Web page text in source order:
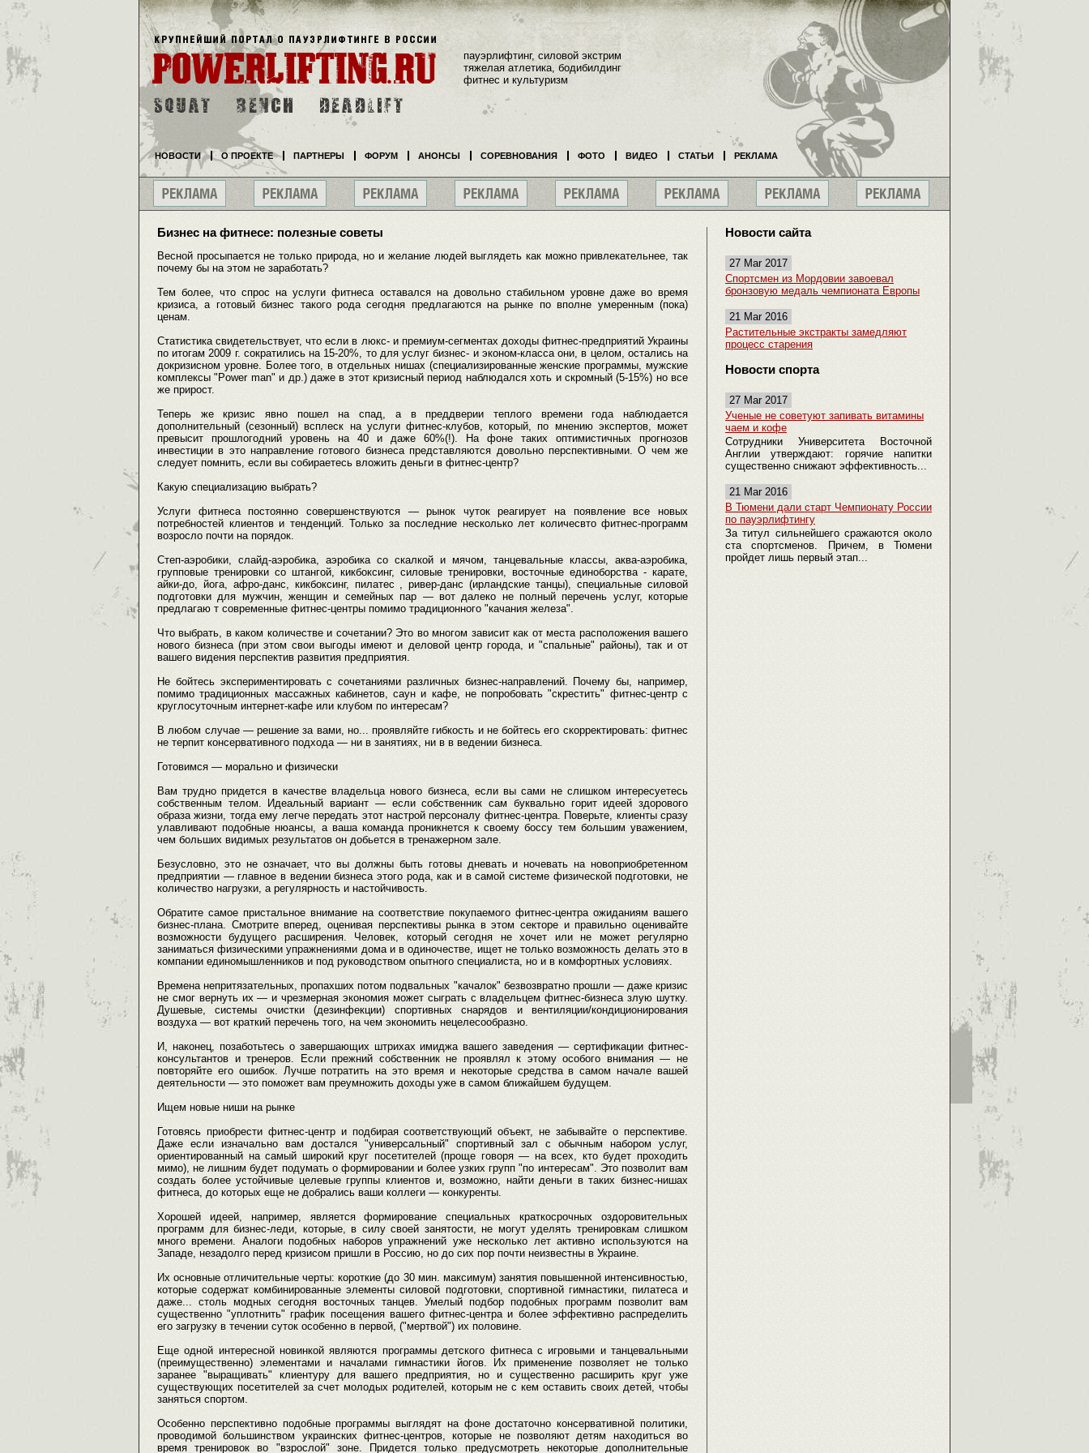
Бизнес на фитнесе: полезные советы
Весной просыпается не только природа, но и желание людей выглядеть как можно привлекательнее, так
почему бы на этом не заработать?
Тем более, что спрос на услуги фитнеса оставался на довольно стабильном уровне даже во время
кризиса, а готовый бизнес такого рода сегодня предлагаются на рынке по вполне умеренным (пока)
ценам.
Статистика свидетельствует, что если в люкс- и премиум-сегментах доходы фитнес-предприятий Украины
по итогам 2009 г. сократились на 15-20%, то для услуг бизнес- и эконом-класса они, в целом, остались на
докризисном уровне. Более того, в отдельных нишах (специализированные женские программы, мужские
комплексы "Power man" и др.) даже в этот кризисный период наблюдался хоть и скромный (5-15%) но все
же прирост.
Теперь же кризис явно пошел на спад, а в преддверии теплого времени года наблюдается
дополнительный (сезонный) всплеск на услуги фитнес-клубов, который, по мнению экспертов, может
превысит прошлогодний уровень на 40 и даже 60%(!). На фоне таких оптимистичных прогнозов
инвестиции в это направление готового бизнеса представляются довольно перспективными. О чем же
следует помнить, если вы собираетесь вложить деньги в фитнес-центр?
Какую специализацию выбрать?
Услуги фитнеса постоянно совершенствуются — рынок чуток реагирует на появление все новых
потребностей клиентов и тенденций. Только за последние несколько лет количесвто фитнес-программ
возросло почти на порядок.
Степ-аэробики, слайд-аэробика, аэробика со скалкой и мячом, танцевальные классы, аква-аэробика,
групповые тренировки со штангой, кикбоксинг, силовые тренировки, восточные единоборства - карате,
айки-до, йога, афро-данс, кикбоксинг, пилатес , ривер-данс (ирландские танцы), специальные силовой
подготовки для мужчин, женщин и семейных пар — вот далеко не полный перечень услуг, которые
предлагаю т современные фитнес-центры помимо традиционного "качания железа".
Что выбрать, в каком количестве и сочетании? Это во многом зависит как от места расположения вашего
нового бизнеса (при этом свои выгоды имеют и деловой центр города, и "спальные" районы), так и от
вашего видения перспектив развития предприятия.
Не бойтесь экспериментировать с сочетаниями различных бизнес-направлений. Почему бы, например,
помимо традиционных массажных кабинетов, саун и кафе, не попробовать "скрестить" фитнес-центр с
круглосуточным интернет-кафе или клубом по интересам?
В любом случае — решение за вами, но... проявляйте гибкость и не бойтесь его скорректировать: фитнес
не терпит консервативного подхода — ни в занятиях, ни в в ведении бизнеса.
Готовимся — морально и физически
Вам трудно придется в качестве владельца нового бизнеса, если вы сами не слишком интересуетесь
собственным телом. Идеальный вариант — если собственник сам буквально горит идеей здорового
образа жизни, тогда ему легче передать этот настрой персоналу фитнес-центра. Поверьте, клиенты сразу
улавливают подобные нюансы, а ваша команда проникнется к своему боссу тем большим уважением,
чем больших видимых результатов он добьется в тренажерном зале.
Безусловно, это не означает, что вы должны быть готовы дневать и ночевать на новоприобретенном
предприятии — главное в ведении бизнеса этого рода, как и в самой системе физической подготовки, не
количество нагрузки, а регулярность и настойчивость.
Обратите самое пристальное внимание на соответствие покупаемого фитнес-центра ожиданиям вашего
бизнес-плана. Смотрите вперед, оценивая перспективы рынка в этом секторе и правильно оценивайте
возможности будущего расширения. Человек, который сегодня не хочет или не может регулярно
заниматься физическими упражнениями дома и в одиночестве, ищет не только возможность делать это в
компании единомышленников и под руководством опытного специалиста, но и в комфортных условиях.
Времена непритязательных, пропахших потом подвальных "качалок" безвозвратно прошли — даже кризис
не смог вернуть их — и чрезмерная экономия может сыграть с владельцем фитнес-бизнеса злую шутку.
Душевые, системы очистки (дезинфекции) спортивных снарядов и вентиляции/кондиционирования
воздуха — вот краткий перечень того, на чем экономить нецелесообразно.
И, наконец, позаботьтесь о завершающих штрихах имиджа вашего заведения — сертификации фитнес-
консультантов и тренеров. Если прежний собственник не проявлял к этому особого внимания — не
повторяйте его ошибок. Лучше потратить на это время и некоторые средства в самом начале вашей
деятельности — это поможет вам преумножить доходы уже в самом ближайшем будущем.
Ищем новые ниши на рынке
Готовясь приобрести фитнес-центр и подбирая соответствующий объект, не забывайте о перспективе.
Даже если изначально вам достался "универсальный" спортивный зал с обычным набором услуг,
ориентированный на самый широкий круг посетителей (проще говоря — на всех, кто будет проходить
мимо), не лишним будет подумать о формировании и более узких групп "по интересам". Это позволит вам
создать более устойчивые целевые группы клиентов и, возможно, найти деньги в таких бизнес-нишах
фитнеса, до которых еще не добрались ваши коллеги — конкуренты.
Хорошей идеей, например, является формирование специальных краткосрочных оздоровительных
программ для бизнес-леди, которые, в силу своей занятости, не могут уделять тренировкам слишком
много времени. Аналоги подобных наборов упражнений уже несколько лет активно используются на
Западе, незадолго перед кризисом пришли в Россию, но до сих пор почти неизвестны в Украине.
Их основные отличительные черты: короткие (до 30 мин. максимум) занятия повышенной интенсивностью,
которые содержат комбинированные элементы силовой подготовки, спортивной гимнастики, пилатеса и
даже... столь модных сегодня восточных танцев. Умелый подбор подобных программ позволит вам
существенно "уплотнить" график посещения вашего фитнес-центра и более эффективно распределить
его загрузку в течении суток особенно в первой, ("мертвой") их половине.
Еще одной интересной новинкой являются программы детского фитнеса с игровыми и танцевальными
(преимущественно) элементами и началами гимнастики йогов. Их применение позволяет не только
заранее "выращивать" клиентуру для вашего предприятия, но и существенно расширить круг уже
существующих посетителей за счет молодых родителей, которым не с кем оставить своих детей, чтобы
заняться спортом.
Особенно перспективно подобные программы выглядят на фоне достаточно консервативной политики,
проводимой большинством украинских фитнес-центров, которые не позволяют детям находиться во
время тренировок во "взрослой" зоне. Придется только предусмотреть некоторые дополнительные
Новости сайта
27 Mar 2017
Спортсмен из Мордовии завоевал
бронзовую медаль чемпионата Европы
21 Mar 2016
Растительные экстракты замедляют
процесс старения
Новости спорта
27 Mar 2017
Ученые не советуют запивать витамины
чаем и кофе
Сотрудники Университета Восточной
Англии утверждают: горячие напитки
существенно снижают эффективность...
21 Mar 2016
В Тюмени дали старт Чемпионату России
по пауэрлифтингу
За титул сильнейшего сражаются около
ста спортсменов. Причем, в Тюмени
пройдет лишь первый этап...
пауэрлифтинг, силовой экстрим
тяжелая атлетика, бодибилдинг
фитнес и культуризм
НОВОСТИ О ПРОЕКТЕ ПАРТНЕРЫ ФОРУМ АНОНСЫ СОРЕВНОВАНИЯ ФОТО ВИДЕО СТАТЬИ РЕКЛАМА